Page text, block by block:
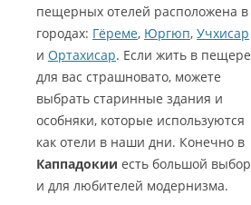
пещерных отелей расположена в
городах: Гёреме, Юргюп, Учхисар
и Ортахисар. Если жить в пещере
для вас страшновато, можете
выбрать старинные здания и
особняки, которые используются
как отели в наши дни. Конечно в
Каппадокии есть большой выбор
и для любителей модернизма.